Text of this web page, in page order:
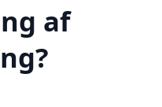
af